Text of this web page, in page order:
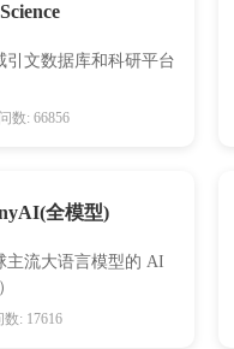
引文数据库和科研平台
数: 66856
全模型)
主流大语言模型的 AI
数: 17616